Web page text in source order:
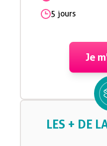
5 jours
Je
LES + DE